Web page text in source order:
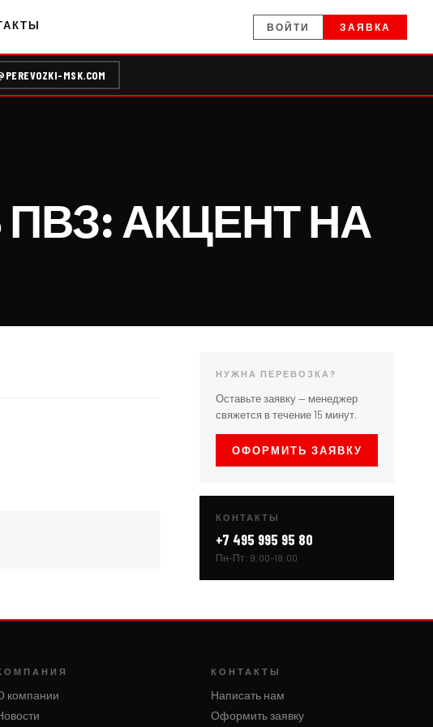
ВОЙТИ ЗАЯВКА
MSK.COM
АКЦЕНТ НА
НУЖНА ПЕРЕВОЗКА?
Оставьте заявку — менеджер
свяжется в течение 15 минут.
ОФОРМИТЬ ЗАЯВКУ
КОНТАКТЫ
+7 495 995 95 80
Пн–Пт: 9:00–18:00
компании
КОНТАКТЫ
Написать нам
Оформить заявку